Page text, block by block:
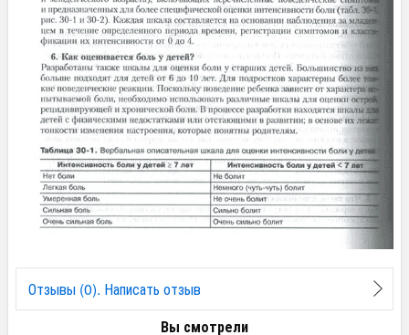
Отзывы (0). Написать отзыв
Вы смотрели